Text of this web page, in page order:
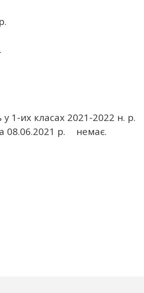
у 1-их класах 2021-2022 н. р.
08.06.2021 р.
немає.